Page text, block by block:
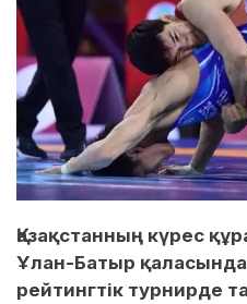
Қазақстанның күрес
Ұлан-Батыр қаласында
рейтингтік турнирде